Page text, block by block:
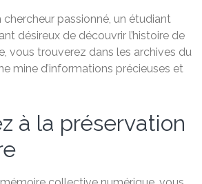
passionné, un étudiant
désireux de découvrir l’histoire de
vous trouverez dans les archives du
mine d’informations précieuses et
à la préservation